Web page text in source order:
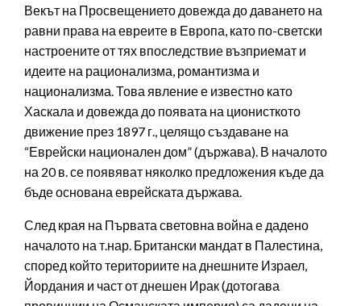
Векът на Просвещението довежда до даването на
равни права на евреите в Европа, като по-светски
настроените от тях впоследствие възприемат и
идеите на рационализма, романтизма и
национализма. Това явление е известно като
Хаскала и довежда до появата на ционисткото
движение през 1897 г., целящо създаване на
“Еврейски национален дом” (държава). В началото
на 20 в. се появяват няколко предложения къде да
бъде основана еврейската държава.
След края на Първата световна война е дадено
началото на т.нар. Британски мандат в Палестина,
според който териториите на днешните Израел,
Йордания и част от днешен Ирак (дотогава